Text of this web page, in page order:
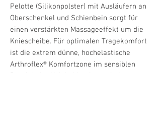
Pelotte (Silikonpolster) mit Ausläufern an
Oberschenkel und Schienbein sorgt für
einen verstärkten Massageeffekt um die
Kniescheibe. Für optimalen Tragekomfort
ist die extrem dünne, hochelastische
Arthroflex® Komfortzone im sensiblen
Bereich der Kniekehle eingearbeitet.